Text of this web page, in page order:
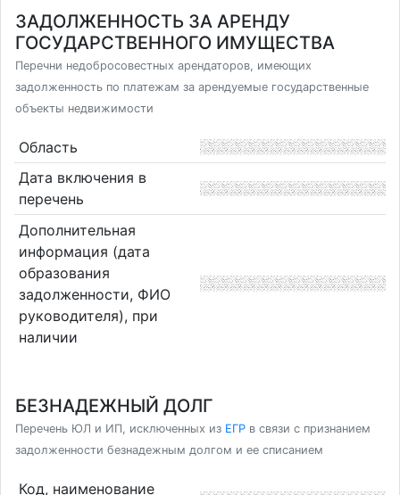
ЗАДОЛЖЕННОСТЬ ЗА АРЕНДУ
ГОСУДАРСТВЕННОГО ИМУЩЕСТВА
Перечни недобросовестных арендаторов, имеющих
задолженность по платежам за арендуемые государственные
объекты недвижимости
Область
Дата включения в
перечень
Дополнительная
информация (дата
образования
задолженности, ФИО
руководителя), при
наличии
БЕЗНАДЕЖНЫЙ ДОЛГ
Перечень ЮЛ и ИП, исключенных из ЕГР в связи с признанием
задолженности безнадежным долгом и ее списанием
Код, наименование